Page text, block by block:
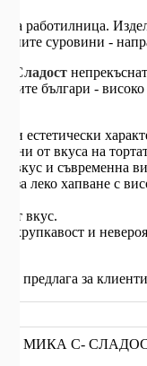
работилница.
суровини -
Сладост
българи -
и естетически
от вкуса на
вкус и съвременна
за леко хапване с
вкус.
хрупкавост и
и предлага за
МИКА С-